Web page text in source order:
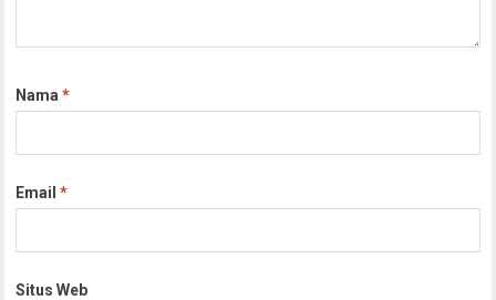
Nama*
Email*
Situs Web